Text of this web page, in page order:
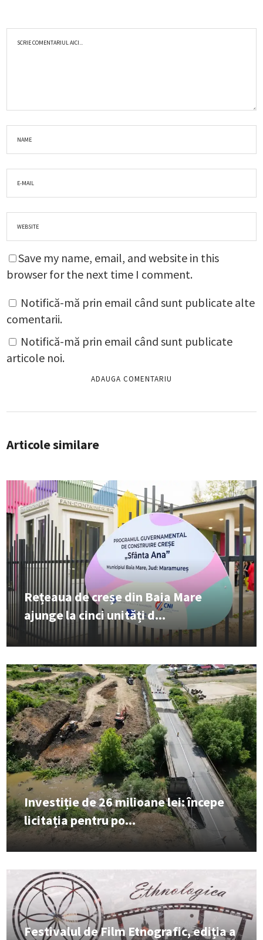
Save my name, email, and website in this
browser for the next time I comment.
Notifică-mă prin email când sunt publicate alte
comentarii.
Notifică-mă prin email când sunt publicate
articole noi.
Articole similare
Rețeaua de creșe din Baia Mare
ajunge la cinci unități d...
Investiție de 26 milioane lei: începe
licitația pentru po...
Festivalul de Film Etnografic, ediția a